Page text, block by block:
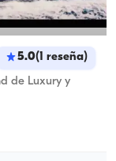
5.0( reseña)
de Luxury y